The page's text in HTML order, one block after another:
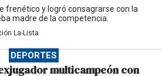
frenético y logró consagrarse con la
madre de la competencia.
La-Lista
DEPORTES
multicampeón con